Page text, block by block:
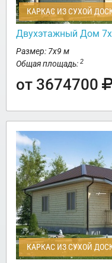
КАРКАС ИЗ СУХОЙ
Двухэтажный Дом
Размер: 7х9 м
Общая площадь: 2
от 3674700
КАРКАС ИЗ СУХОЙ